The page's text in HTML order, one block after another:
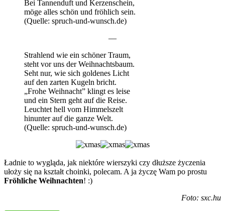
Bei Tannenduft und Kerzenschein,
möge alles schön und fröhlich sein.
(Quelle: spruch-und-wunsch.de)
—
Strahlend wie ein schöner Traum,
steht vor uns der Weihnachtsbaum.
Seht nur, wie sich goldenes Licht
auf den zarten Kugeln bricht.
„Frohe Weihnacht” klingt es leise
und ein Stern geht auf die Reise.
Leuchtet hell vom Himmelszelt
hinunter auf die ganze Welt.
(Quelle: spruch-und-wunsch.de)
Ładnie to wygląda, jak niektóre wierszyki czy dłuższe życzenia
ułoży się na kształt choinki, polecam. A ja życzę Wam po prostu
Fröhliche Weihnachten! :)
Foto: sxc.hu